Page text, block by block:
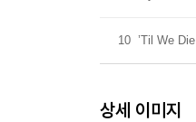
10 ’Til We Die
상세 이미지